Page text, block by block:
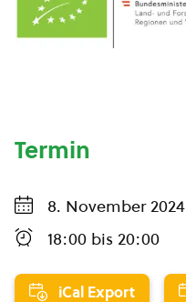
Termin
8. November 2024
18:00 bis 20:00
iCal Export